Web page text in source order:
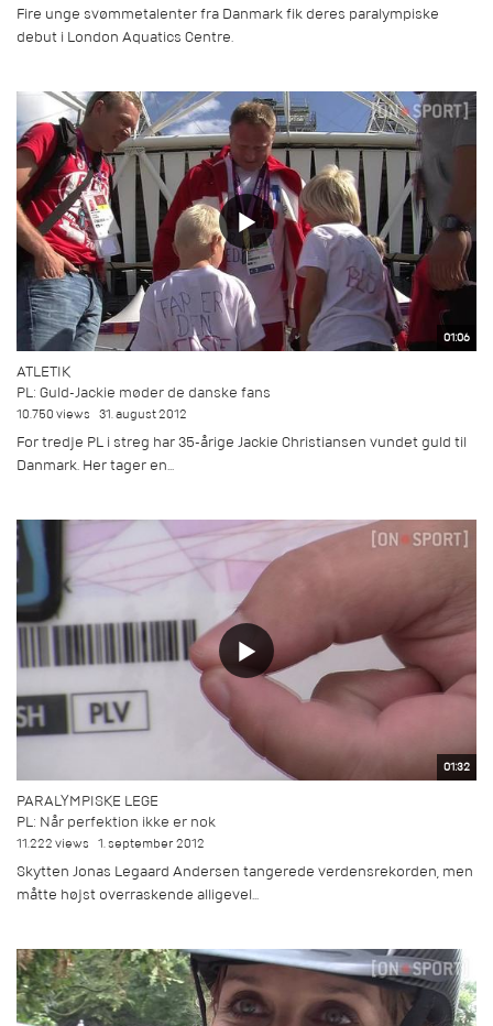
Fire unge svømmetalenter fra Danmark fik deres paralympiske
debut i London Aquatics Centre.
01:06
ATLETIK
PL: Guld-Jackie møder de danske fans
10.750 views 31. august 2012
For tredje PL i streg har 35-årige Jackie Christiansen vundet guld til
Danmark. Her tager en...
01:32
PARALYMPISKE LEGE
PL: Når perfektion ikke er nok
11.222 views 1. september 2012
Skytten Jonas Legaard Andersen tangerede verdensrekorden, men
måtte højst overraskende alligevel...